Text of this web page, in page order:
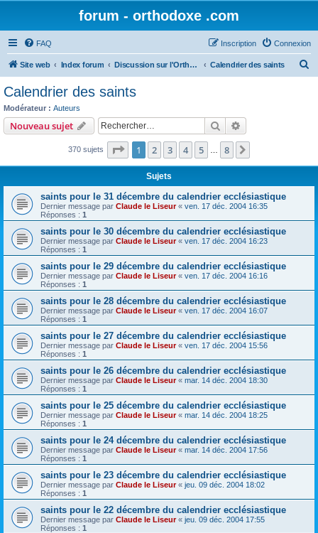
forum - orthodoxe .com
FAQ Connexion
Inscription
Site web Index forum Discussion sur l'Orthodoxie Calendrier des saints
c
Calendrier des saints
Modérateur : Auteurs
Nouveau sujet Rechercher
370 sujets Page 1sur8
1 2 3 4 5 8
Sujets
saints pour le 31 décembre du calendrier ecclésiastique
Dernier message par Claude le Liseur« ven. 17 déc. 2004 16:35
Réponses : 1
saints pour le 30 décembre du calendrier ecclésiastique
Dernier message par Claude le Liseur« ven. 17 déc. 2004 16:23
Réponses : 1
saints pour le 29 décembre du calendrier ecclésiastique
Dernier message par Claude le Liseur« ven. 17 déc. 2004 16:16
Réponses : 1
saints pour le 28 décembre du calendrier ecclésiastique
Dernier message par Claude le Liseur« ven. 17 déc. 2004 16:07
Réponses : 1
saints pour le 27 décembre du calendrier ecclésiastique
Dernier message par Claude le Liseur« ven. 17 déc. 2004 15:56
Réponses : 1
saints pour le 26 décembre du calendrier ecclésiastique
Dernier message par Claude le Liseur« mar. 14 déc. 2004 18:30
Réponses : 1
saints pour le 25 décembre du calendrier ecclésiastique
Dernier message par Claude le Liseur« mar. 14 déc. 2004 18:25
Réponses : 1
saints pour le 24 décembre du calendrier ecclésiastique
Dernier message par Claude le Liseur« mar. 14 déc. 2004 17:56
Réponses : 1
saints pour le 23 décembre du calendrier ecclésiastique
Dernier message par Claude le Liseur« jeu. 09 déc. 2004 18:02
Réponses : 1
saints pour le 22 décembre du calendrier ecclésiastique
Dernier message par Claude le Liseur« jeu. 09 déc. 2004 17:55
Réponses : 1